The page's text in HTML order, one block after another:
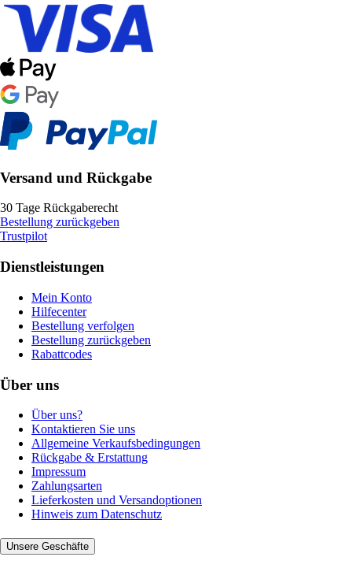
Versand und Rückgabe
30 Tage Rückgaberecht
Bestellung zurückgeben
Trustpilot
Dienstleistungen
Mein Konto
Hilfecenter
Bestellung verfolgen
Bestellung zurückgeben
Rabattcodes
Über uns
Über uns?
Kontaktieren Sie uns
Allgemeine Verkaufsbedingungen
Rückgabe & Erstattung
Impressum
Zahlungsarten
Lieferkosten und Versandoptionen
Hinweis zum Datenschutz
Unsere Geschäfte